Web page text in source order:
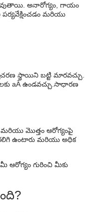
అనారోగ్యం, గాయం
మరియు
స్థాయిని బట్టి మారవచ్చు.
aÂ ఉండవచ్చు.సాధారణ
మొత్తం ఆరోగ్యంపై
ఉంటారు మరియు అధిక
ఆరోగ్యం గురించి మీకు